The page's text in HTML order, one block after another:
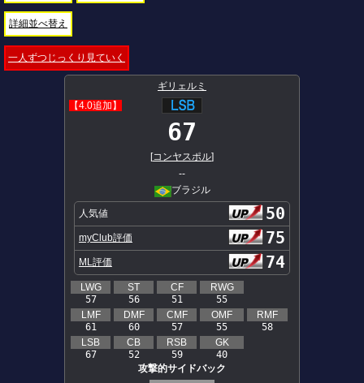
詳細並べ替え
一人ずつじっくり見ていく
ギリェルミ
【4.0追加】
67
[コンヤスポル]
--
ブラジル
人気値 50
myClub評価 75
ML評価 74
LWG
57
ST
56
CF
51
RWG
55
LMF
61
DMF
60
CMF
57
OMF
55
RMF
58
LSB
67
CB
52
RSB
59
GK
40
攻撃的サイドバック